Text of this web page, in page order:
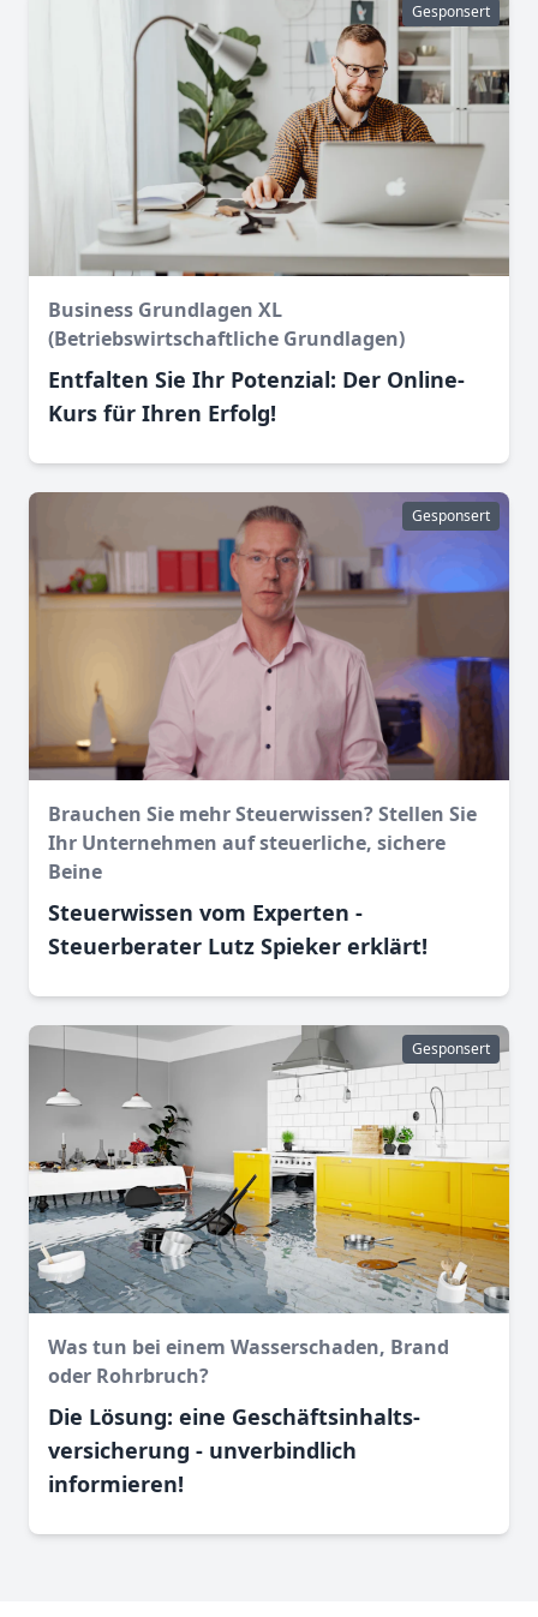
Gesponsert
Business Grundlagen XL
(Betriebswirtschaftliche Grundlagen)
Entfalten Sie Ihr Potenzial: Der Online-
Kurs für Ihren Erfolg!
Gesponsert
Brauchen Sie mehr Steuerwissen? Stellen Sie
Ihr Unternehmen auf steuerliche, sichere
Beine
Steuerwissen vom Experten -
Steuerberater Lutz Spieker erklärt!
Gesponsert
Was tun bei einem Wasser­schaden, Brand
oder Rohr­bruch?
Die Lösung: eine Geschäftsinhalts­
versicherung - unverbindlich
informieren!